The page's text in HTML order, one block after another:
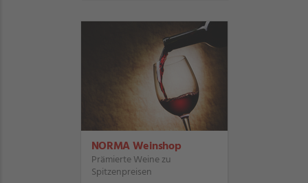
NORMA Weinshop
Prämierte Weine zu
Spitzenpreisen